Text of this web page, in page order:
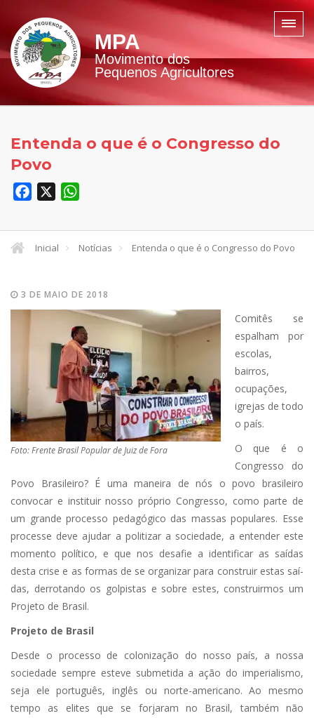
MPA
Movimento dos
Pequenos Agricultores
Entenda o que é o Congresso do
Povo
Facebook
Inicial Notícias Entenda o que é o Congresso do Povo
3 DE MAIO DE 2018
Foto: Frente Brasil Popular de Juiz de Fora
Comitês se
espalham por
escolas,
bairros,
ocupações,
igrejas de todo
o país.
O que é o
Congresso do
Povo Brasileiro? É uma maneira de nós o povo brasileiro
convocar e instituir nosso próprio Congresso, como parte de
um grande processo pedagógico das massas populares. Esse
processe deve ajudar a politizar a sociedade, a entender este
momento político, e que nos desafie a identificar as saídas
desta crise e as formas de se organizar para construir estas saí-
das, derrotando os golpistas e sobre estes, construirmos um
Projeto de Brasil.
Projeto de Brasil
Desde o processo de colonização do nosso país, a nossa
sociedade sempre esteve submetida a ação do imperialismo,
seja ele português, inglês ou norte-americano. Ao mesmo
tempo as elites que se forjaram no Brasil, também não